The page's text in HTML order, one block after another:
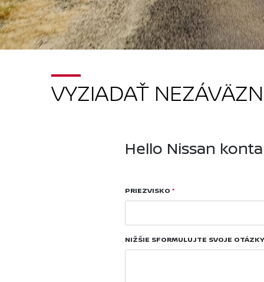
VYZIADAŤ